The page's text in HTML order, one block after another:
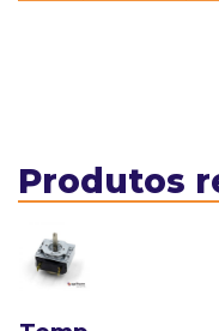
Produtos